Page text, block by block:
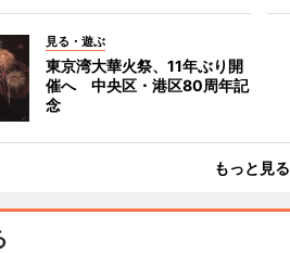
見る・遊ぶ
東京湾大華火祭、11年ぶり開
催へ 中央区・港区80周年記
念
もっと見る